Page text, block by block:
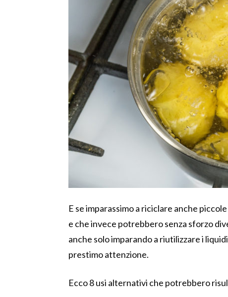
E se imparassimo a riciclare anche
e che invece potrebbero senza sforzo
anche solo imparando a riutilizzare i
prestimo attenzione.
Ecco 8 usi alternativi che potrebbero